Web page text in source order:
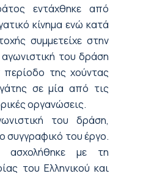
εντάχθηκε από
κίνημα ενώ κατά
συμμετείχε στην
του δράση
περίοδο της χούντας
σε μία από τις
οργανώσεις.
του δράση,
συγγραφικό του έργο.
ασχολήθηκε με τη
του Ελληνικού και